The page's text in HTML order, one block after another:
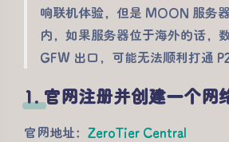
响联机体验，但是 MOON 服务
内，如果服务器位于海外的话，
GFW 出口，可能无法顺利打通
1. 官网注册并创建一个网
官网地址： ZeroTier Central